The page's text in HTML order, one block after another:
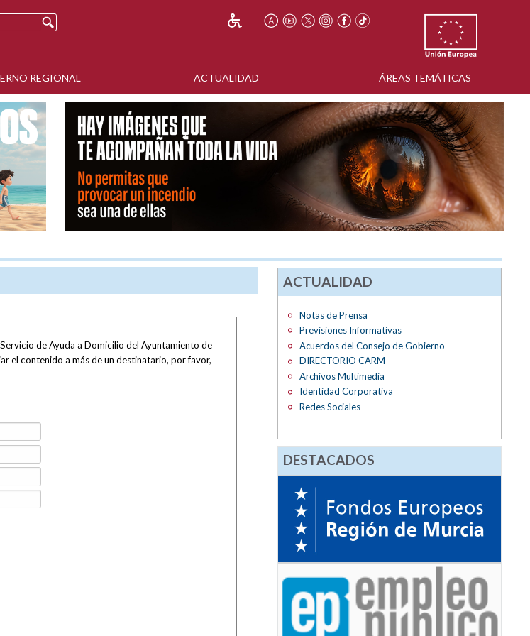
REGIONAL ACTUALIDAD ÁREAS TEMÁTICAS
de Ayuda a Domicilio del Ayuntamiento de
el contenido a más de un destinatario, por favor,
ACTUALIDAD
Notas de Prensa
Previsiones Informativas
Acuerdos del Consejo de Gobierno
DIRECTORIO CARM
Archivos Multimedia
Identidad Corporativa
Redes Sociales
DESTACADOS